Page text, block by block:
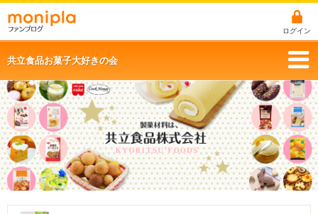
ログイン
共立食品お菓子大好きの会